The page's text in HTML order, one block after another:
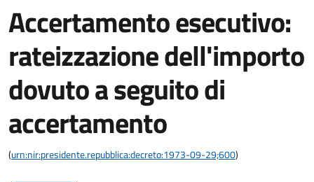
Accertamento esecutivo:
rateizzazione dell'importo
dovuto a seguito di
accertamento
(urn:nir:presidente.repubblica:decreto:1973-09-29;600)